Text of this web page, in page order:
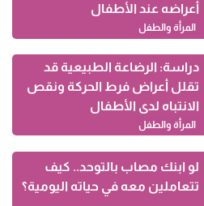
أعراضه عند الأطفال
المرأة والطفل
دراسة: الرضاعة الطبيعية قد
تقلل أعراض فرط الحركة ونقص
الانتباه لدى الأطفال
المرأة والطفل
لو ابنك مصاب بالتوحد.. كيف
تتعاملين معه في حياته اليومية؟